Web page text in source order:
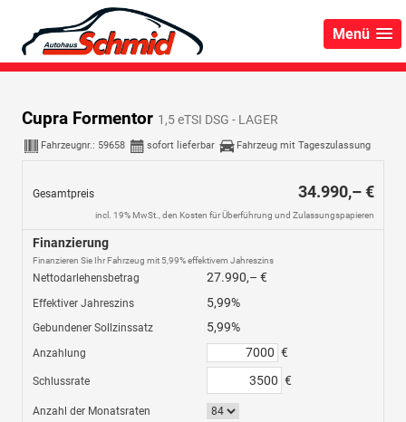
Menü
Cupra Formentor 1,5 eTSI DSG - LAGER
Fahrzeugnr.: 59658 sofort lieferbar Fahrzeug mit Tageszulassung
Gesamtpreis 34.990,– €
incl. 19% MwSt., den Kosten für Überführung und Zulassungspapieren
Finanzierung
Finanzieren Sie Ihr Fahrzeug mit 5,99% effektivem Jahreszins
Nettodarlehensbetrag 27.990,– €
Effektiver Jahreszins 5,99%
Gebundener Sollzinssatz 5,99%
Anzahlung €
Schlussrate €
Anzahl der Monatsraten